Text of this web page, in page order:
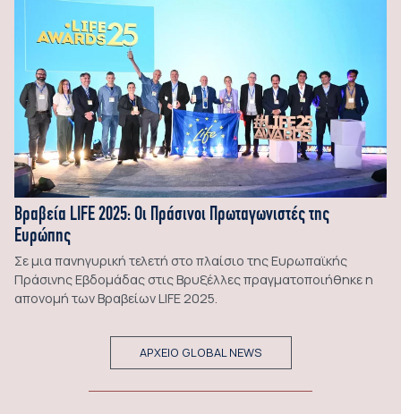
Βραβεία LIFE 2025: Οι Πράσινοι Πρωταγωνιστές της
Ευρώπης
Σε μια πανηγυρική τελετή στο πλαίσιο της Ευρωπαϊκής
Πράσινης Εβδομάδας στις Βρυξέλλες πραγματοποιήθηκε η
απονομή των Βραβείων LIFE 2025.
ΑΡΧΕΙΟ GLOBAL NEWS